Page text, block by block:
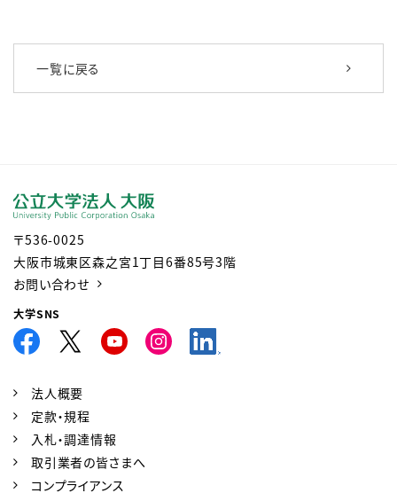
一覧に戻る
〒536-0025
大阪市城東区森之宮1丁目6番85号3階
お問い合わせ
大学SNS
法人概要
定款・規程
入札・調達情報
取引業者の皆さまへ
コンプライアンス